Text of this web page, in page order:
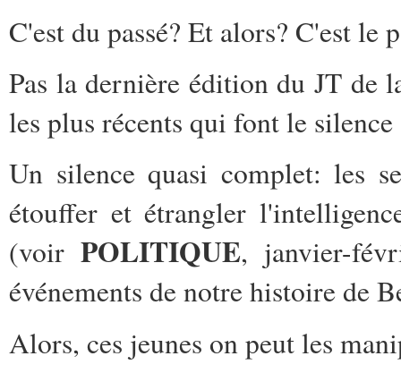
C'est du passé? Et alors? C'est le
Pas la dernière édition du JT de
les plus récents qui font le silence
Un silence quasi complet: les
étouffer et étrangler
(voir POLITIQUE, janvier-
événements de notre histoire de
Alors, ces jeunes on peut les